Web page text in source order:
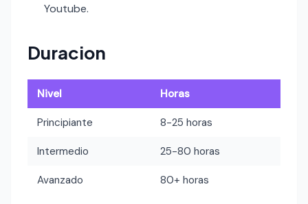
Youtube.
Duracion
Nivel Horas
Principiante 8-25 horas
Intermedio 25-80 horas
Avanzado 80+ horas